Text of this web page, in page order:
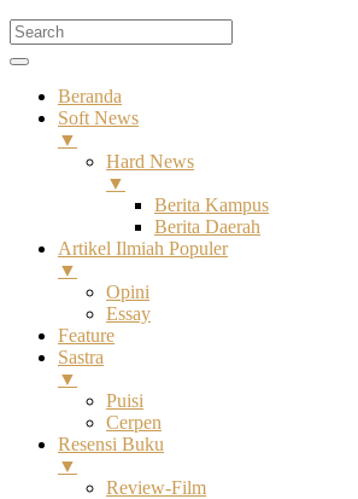
Beranda
Soft News
▼
Hard News
▼
Berita Kampus
Berita Daerah
Artikel Ilmiah Populer
▼
Opini
Essay
Feature
Sastra
▼
Puisi
Cerpen
Resensi Buku
▼
Review-Film